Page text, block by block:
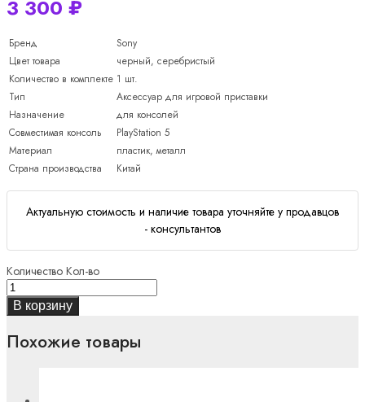
3 300 ₽
Бренд
Sony
Цвет товара
черный, серебристый
Количество в комплекте 1 шт.
Тип
Аксессуар для игровой приставки
Назначение
для консолей
Совместимая консоль
PlayStation 5
Материал
пластик, металл
Страна производства
Китай
Актуальную стоимость и наличие товара уточняйте у продавцов
- консультантов
Количество Кол-во
В корзину
Похожие товары